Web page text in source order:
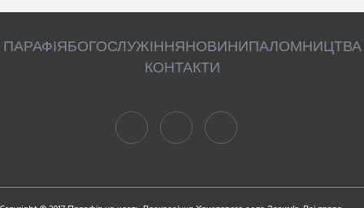
ПАРАФІЯБОГОСЛУЖІННЯНОВИНИПАЛОМНИЦТВА
КОНТАКТИ